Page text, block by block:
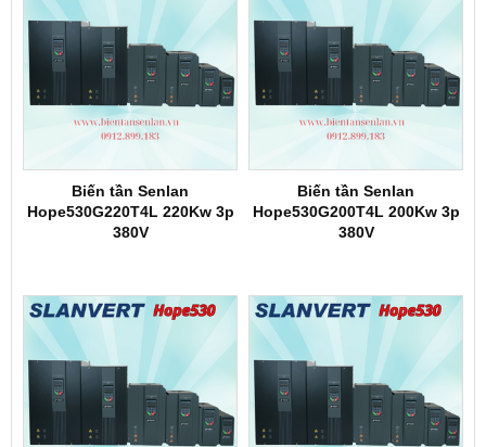
Biến tần Senlan
Hope530G220T4L 220Kw 3p
380V
Biến tần Senlan
Hope530G200T4L 200Kw 3p
380V